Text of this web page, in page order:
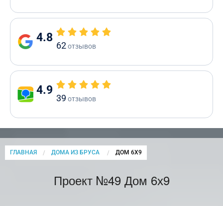
4.8
62отзывов
4.9
39 отзывов
ГЛАВНАЯ ДОМА ИЗ БРУСА CURRENT:
ДОМ 6Х9
Проект №49 Дом 6х9